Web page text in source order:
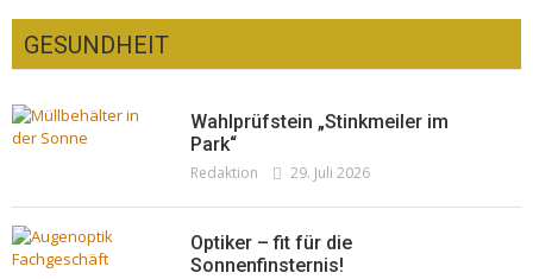
GESUNDHEIT
Wahlprüfstein „Stinkmeiler im
Park“
Redaktion 29. Juli 2026
Optiker – fit für die
Sonnenfinsternis!